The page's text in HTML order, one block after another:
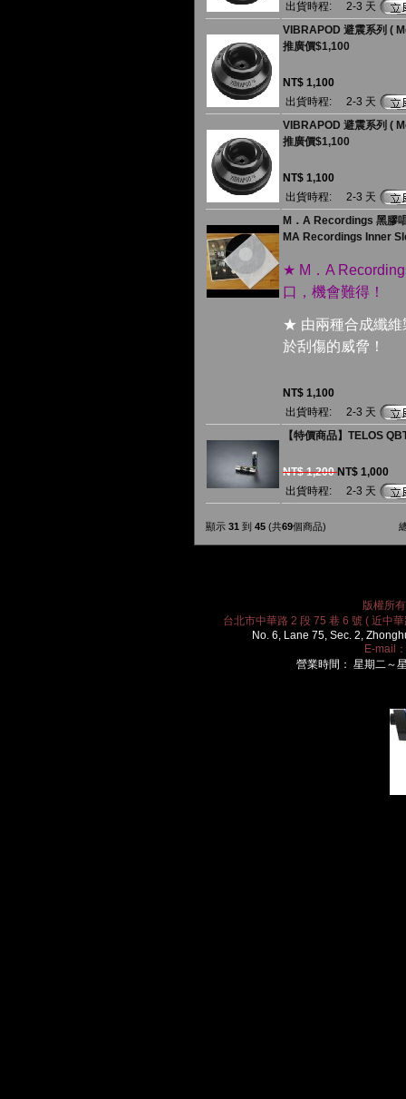
出貨時程:
2-3 天
VIBRAPOD 避震系列 (
推廣價$1,100
NT$ 1,100
出貨時程:
2-3 天
VIBRAPOD 避震系列 (
推廣價$1,100
NT$ 1,100
出貨時程:
2-3 天
M．A Recordings 黑膠
MA Recordings Inner
★ M．A
口，機會難得！
★ 由兩種合成纖維
於刮傷的威脅！
NT$ 1,100
出貨時程:
2-3 天
【特價商品】TELOS
NT$ 1,200NT$ 1,000
出貨時程:
2-3 天
顯示 31 到 45 (共69個商品)
版權所
台北市中華路 2 段 75 巷 6 號 ( 近中
No. 6, Lane 75, Sec. 2,
E-mail：
營業時間： 星期二～